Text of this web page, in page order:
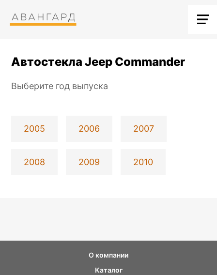
Автостекла Jeep Commander
Выберите год выпуска
2005 2006 2007
2008 2009 2010
О компании
Каталог